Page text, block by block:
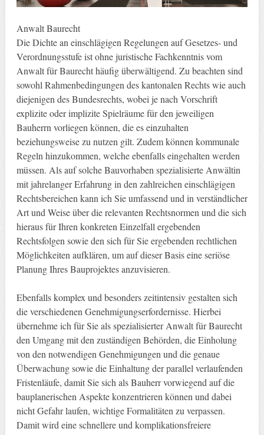
Anwalt Baurecht
Die Dichte an einschlägigen Regelungen auf Gesetzes- und
Verordnungsstufe ist ohne juristische Fachkenntnis vom
Anwalt für Baurecht häufig überwältigend. Zu beachten sind
sowohl Rahmenbedingungen des kantonalen Rechts wie auch
diejenigen des Bundesrechts, wobei je nach Vorschrift
explizite oder implizite Spielräume für den jeweiligen
Bauherrn vorliegen können, die es einzuhalten
beziehungsweise zu nutzen gilt. Zudem können kommunale
Regeln hinzukommen, welche ebenfalls eingehalten werden
müssen. Als auf solche Bauvorhaben spezialisierte Anwältin
mit jahrelanger Erfahrung in den zahlreichen einschlägigen
Rechtsbereichen kann ich Sie umfassend und in verständlicher
Art und Weise über die relevanten Rechtsnormen und die sich
hieraus für Ihren konkreten Einzelfall ergebenden
Rechtsfolgen sowie den sich für Sie ergebenden rechtlichen
Möglichkeiten aufklären, um auf dieser Basis eine seriöse
Planung Ihres Bauprojektes anzuvisieren.
Ebenfalls komplex und besonders zeitintensiv gestalten sich
die verschiedenen Genehmigungserfordernisse. Hierbei
übernehme ich für Sie als spezialisierter Anwalt für Baurecht
den Umgang mit den zuständigen Behörden, die Einholung
von den notwendigen Genehmigungen und die genaue
Überwachung sowie die Einhaltung der parallel verlaufenden
Fristenläufe, damit Sie sich als Bauherr vorwiegend auf die
bauplanerischen Aspekte konzentrieren können und dabei
nicht Gefahr laufen, wichtige Formalitäten zu verpassen.
Damit wird eine schnellere und komplikationsfreiere